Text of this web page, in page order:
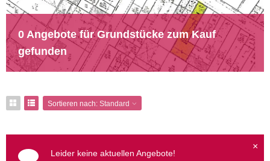
0 Angebote für Grundstücke zum Kauf
gefunden
Sortieren nach: Standard
×
Leider keine aktuellen Angebote!